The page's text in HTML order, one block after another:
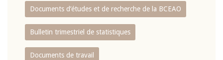
Documents d’études et de recherche de la BCEAO
Bulletin trimestriel de statistiques
Documents de travail